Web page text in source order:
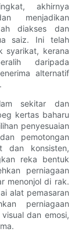
akhirnya
menjadikan
diakses dan
saiz. Ini telah
syarikat, kerana
daripada
alternatif
sekitar dan
kertas baharu
penyesuaian
pemotongan
dan konsisten,
reka bentuk
perniagaan
menonjol di rak.
alat pemasaran
perniagaan
dan emosi,